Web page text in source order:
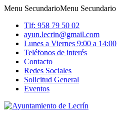
Menu SecundarioMenu Secundario
Tlf: 958 79 50 02
ayun.lecrin@gmail.com
Lunes a Viernes 9:00 a 14:00
Teléfonos de interés
Contacto
Redes Sociales
Solicitud General
Eventos